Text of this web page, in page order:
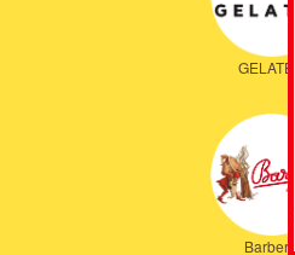
GELATEC
Barbera